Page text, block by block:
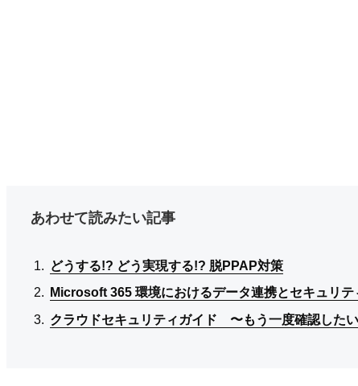
あわせて読みたい記事
どうする!? どう実現する!? 脱PPAP対策
どうする!? どう実現する!? 脱PPAP対策
どうする!? どう実現する!? 脱PPAP対策
Microsoft 365 環境におけるデータ連携とセキュリ
Microsoft 365 環境におけるデータ連携とセキュリ
Microsoft 365 環境におけるデータ連携とセキュリ
クラウドセキュリティガイド 〜もう一度確認した
クラウドセキュリティガイド 〜もう一度確認した
クラウドセキュリティガイド 〜もう一度確認した